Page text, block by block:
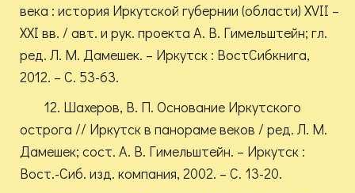
века : история Иркутской губернии (области) XVII –
XXI вв. / авт. и рук. проекта А. В. Гимельштейн; гл.
ред. Л. М. Дамешек. – Иркутск : ВостСибкнига,
2012. – С. 53-63.
12. Шахеров, В. П. Основание Иркутского
острога // Иркутск в панораме веков / ред. Л. М.
Дамешек; сост. А. В. Гимельштейн. – Иркутск :
Вост.-Сиб. изд. компания, 2002. – С. 13-20.